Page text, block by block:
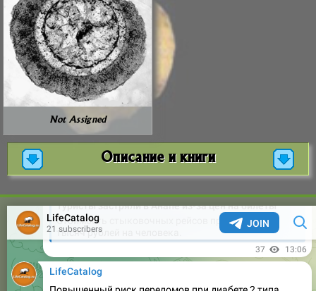
Not Assigned
Описание и книги